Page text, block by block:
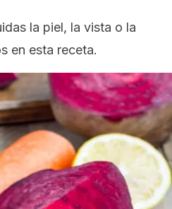
la piel, la vista o la
en esta receta.